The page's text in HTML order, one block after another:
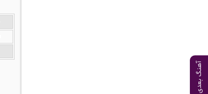
آهنگ بعدی